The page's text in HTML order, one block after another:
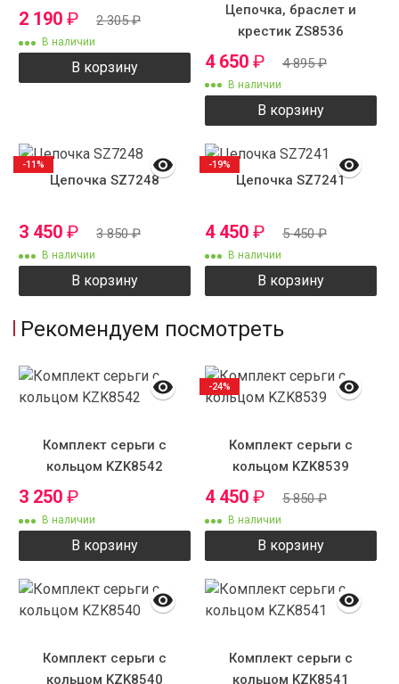
2 190 ₽ 2 305₽
В наличии
В корзину
Цепочка, браслет и
крестик ZS8536
4 650 ₽ 4 895₽
В наличии
В корзину
Цепочка SZ7248
3 450 ₽ 3 850₽
В наличии
В корзину
-11%
Цепочка SZ7241
4 450 ₽ 5 450₽
В наличии
В корзину
-19%
Рекомендуем посмотреть
Комплект серьги с
кольцом KZK8542
3 250 ₽
В наличии
В корзину
Комплект серьги с
кольцом KZK8539
4 450 ₽ 5 850₽
В наличии
В корзину
-24%
Комплект серьги с
кольцом KZK8540
Комплект серьги с
кольцом KZK8541